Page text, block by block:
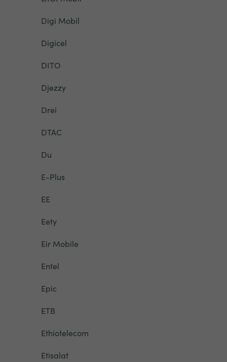
Digi Mobil
Digicel
DITO
Djezzy
Drei
DTAC
Du
E-Plus
EE
Eety
Eir Mobile
Entel
Epic
ETB
Ethiotelecom
Etisalat